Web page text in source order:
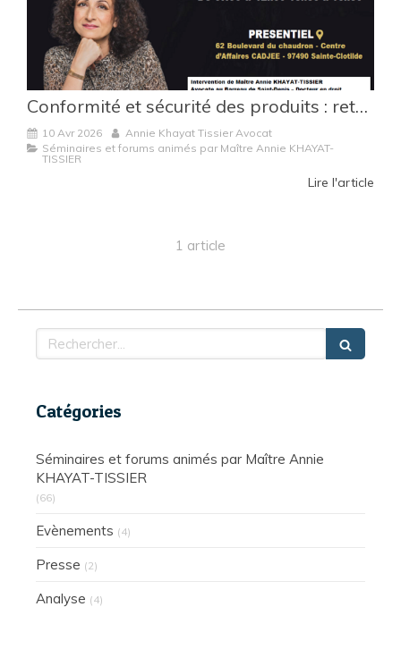
Conformité et sécurité des produits : retour sur une formation consacrée à la maîtrise des risques
10 Avr 2026
Annie Khayat Tissier Avocat
Séminaires et forums animés par Maître Annie KHAYAT-
TISSIER
Lire l'article
1 article
Rechercher
Catégories
Séminaires et forums animés par Maître Annie
KHAYAT-TISSIER
(66)
Evènements (4)
Presse (2)
Analyse (4)